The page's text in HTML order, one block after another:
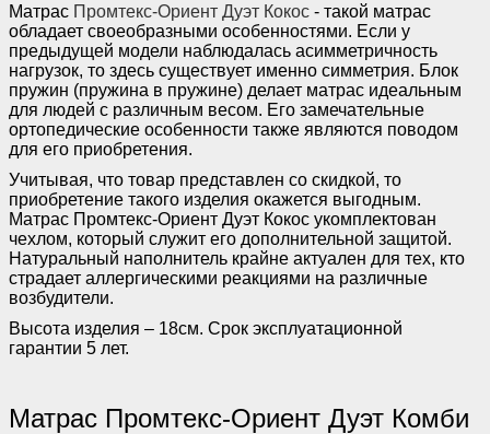
Матрас Промтекс-Ориент Дуэт Кокос - такой матрас
обладает своеобразными особенностями. Если у
предыдущей модели наблюдалась асимметричность
нагрузок, то здесь существует именно симметрия. Блок
пружин (пружина в пружине) делает матрас идеальным
для людей с различным весом. Его замечательные
ортопедические особенности также являются поводом
для его приобретения.
Учитывая, что товар представлен со скидкой, то
приобретение такого изделия окажется выгодным.
Матрас Промтекс-Ориент Дуэт Кокос укомплектован
чехлом, который служит его дополнительной защитой.
Натуральный наполнитель крайне актуален для тех, кто
страдает аллергическими реакциями на различные
возбудители.
Высота изделия – 18см. Срок эксплуатационной
гарантии 5 лет.
Матрас Промтекс-Ориент Дуэт Комби